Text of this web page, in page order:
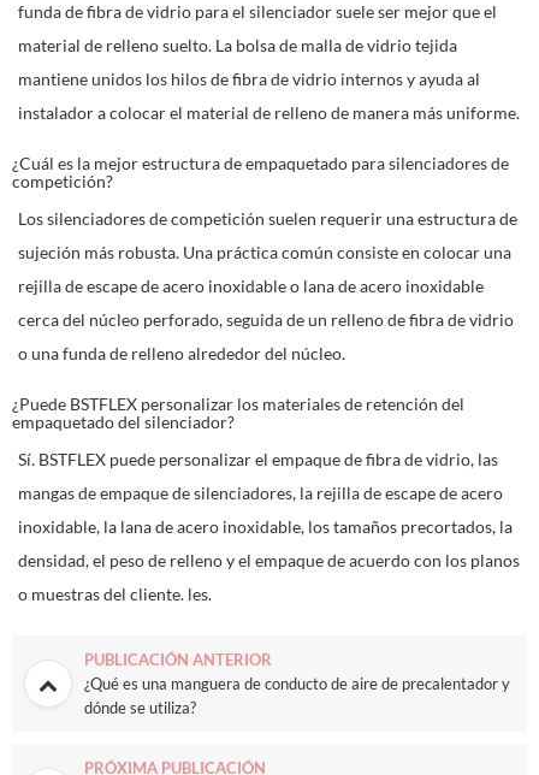
funda de fibra de vidrio para el silenciador suele ser mejor que el
material de relleno suelto. La bolsa de malla de vidrio tejida
mantiene unidos los hilos de fibra de vidrio internos y ayuda al
instalador a colocar el material de relleno de manera más uniforme.
¿Cuál es la mejor estructura de empaquetado para silenciadores de
competición?
Los silenciadores de competición suelen requerir una estructura de
sujeción más robusta. Una práctica común consiste en colocar una
rejilla de escape de acero inoxidable o lana de acero inoxidable
cerca del núcleo perforado, seguida de un relleno de fibra de vidrio
o una funda de relleno alrededor del núcleo.
¿Puede BSTFLEX personalizar los materiales de retención del
empaquetado del silenciador?
Sí. BSTFLEX puede personalizar el empaque de fibra de vidrio, las
mangas de empaque de silenciadores, la rejilla de escape de acero
inoxidable, la lana de acero inoxidable, los tamaños precortados, la
densidad, el peso de relleno y el empaque de acuerdo con los planos
o muestras del cliente. les.
PUBLICACIÓN ANTERIOR
¿Qué es una manguera de conducto de aire de precalentador y
dónde se utiliza?
PRÓXIMA PUBLICACIÓN